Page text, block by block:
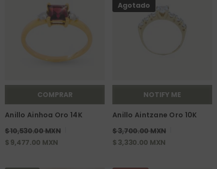
COMPRAR
Anillo Ainhoa Oro 14K
$ 10,530.00 MXN
$ 9,477.00 MXN
Agotado
NOTIFY ME
Anillo Aintzane Oro 10K
$ 3,700.00 MXN
$ 3,330.00 MXN